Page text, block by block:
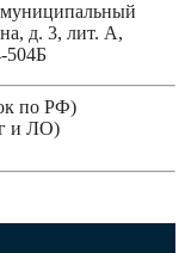
муниципальный
д. 3, лит. А,
504Б
по РФ)
и ЛО)